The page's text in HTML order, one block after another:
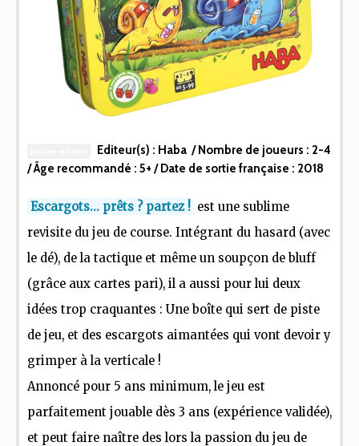
Editeur(s) : Haba / Nombre de joueurs : 2-4
/ Âge recommandé : 5+ / Date de sortie française : 2018
Escargots... prêts ? partez ! est une sublime
revisite du jeu de course. Intégrant du hasard (avec
le dé), de la tactique et même un soupçon de bluff
(grâce aux cartes pari), il a aussi pour lui deux
idées trop craquantes : Une boîte qui sert de piste
de jeu, et des escargots aimantées qui vont devoir y
grimper à la verticale !
Annoncé pour 5 ans minimum, le jeu est
parfaitement jouable dès 3 ans (expérience validée),
et peut faire naître des lors la passion du jeu de